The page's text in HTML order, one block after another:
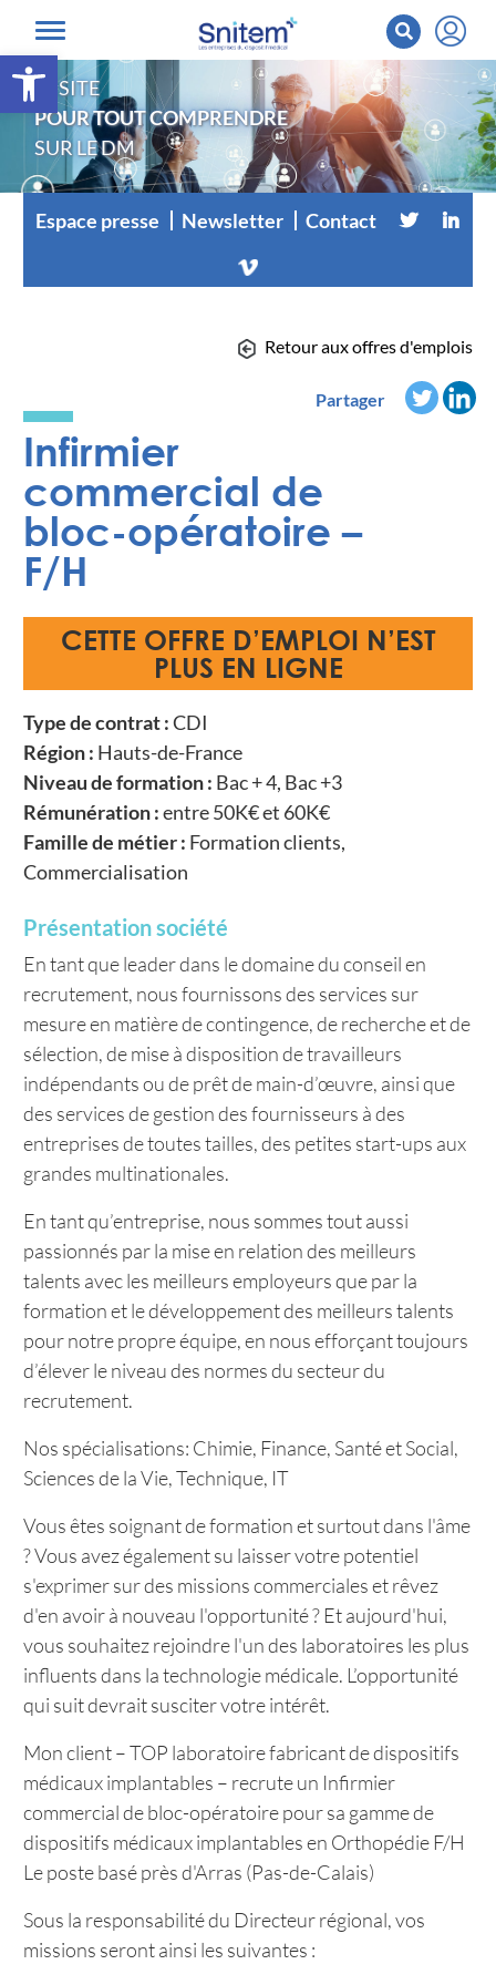
Ouvrir la barre d’outils
LE SITE
POUR TOUT COMPRENDRE
SUR LE DM
Espace presse Newsletter Contact
Retour aux offres d'emplois
Partager
Infirmier
commercial de
bloc-opératoire –
F/H
CETTE OFFRE D’EMPLOI N’EST
PLUS EN LIGNE
Type de contrat :CDI
Région : Hauts-de-France
Niveau de formation : Bac + 4, Bac +3
Rémunération :entre 50K€ et 60K€
Famille de métier : Formation clients,
Commercialisation
Présentation société
En tant que leader dans le domaine du conseil en
recrutement, nous fournissons des services sur
mesure en matière de contingence, de recherche et de
sélection, de mise à disposition de travailleurs
indépendants ou de prêt de main-d’œuvre, ainsi que
des services de gestion des fournisseurs à des
entreprises de toutes tailles, des petites start-ups aux
grandes multinationales.
En tant qu’entreprise, nous sommes tout aussi
passionnés par la mise en relation des meilleurs
talents avec les meilleurs employeurs que par la
formation et le développement des meilleurs talents
pour notre propre équipe, en nous efforçant toujours
d’élever le niveau des normes du secteur du
recrutement.
Nos spécialisations: Chimie, Finance, Santé et Social,
Sciences de la Vie, Technique, IT
Vous êtes soignant de formation et surtout dans l'âme
? Vous avez également su laisser votre potentiel
s'exprimer sur des missions commerciales et rêvez
d'en avoir à nouveau l'opportunité ? Et aujourd'hui,
vous souhaitez rejoindre l'un des laboratoires les plus
influents dans la technologie médicale. L’opportunité
qui suit devrait susciter votre intérêt.
Mon client – TOP laboratoire fabricant de dispositifs
médicaux implantables – recrute un Infirmier
commercial de bloc-opératoire pour sa gamme de
dispositifs médicaux implantables en Orthopédie F/H
Le poste basé près d'Arras (Pas-de-Calais)
Sous la responsabilité du Directeur régional, vos
missions seront ainsi les suivantes :